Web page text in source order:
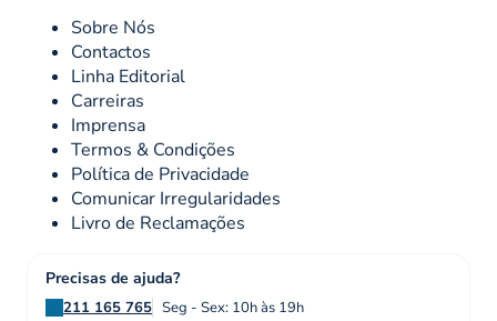
Sobre Nós
Contactos
Linha Editorial
Carreiras
Imprensa
Termos & Condições
Política de Privacidade
Comunicar Irregularidades
Livro de Reclamações
Precisas de ajuda?
211 165 765 Seg - Sex: 10h às 19h